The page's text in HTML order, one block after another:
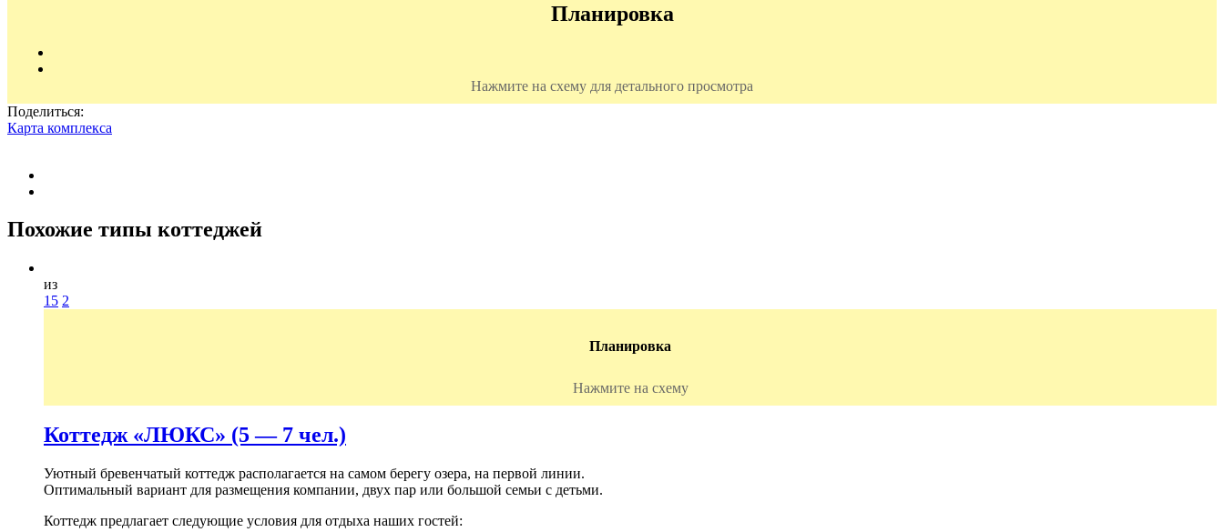
Планировка
Нажмите на схему для детального просмотра
Поделиться:
Карта комплекса
Похожие типы коттеджей
из
15 2
Планировка
Нажмите на схему
Коттедж «ЛЮКС» (5 — 7 чел.)
Уютный бревенчатый коттедж располагается на самом берегу озера, на первой линии.
Оптимальный вариант для размещения компании, двух пар или большой семьи с детьми.
Коттедж предлагает следующие условия для отдыха наших гостей: